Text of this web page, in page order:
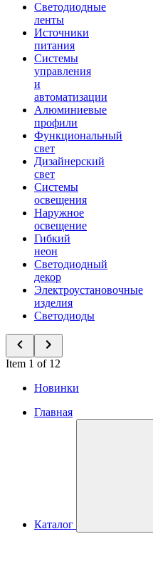
Светодиодные
ленты
Источники
питания
Системы
управления
и
автоматизации
Алюминиевые
профили
Функциональный
свет
Дизайнерский
свет
Системы
освещения
Наружное
освещение
Гибкий
неон
Светодиодный
декор
Электроустановочные
изделия
Светодиоды
Item 1 of 12
Новинки
Главная
Каталог